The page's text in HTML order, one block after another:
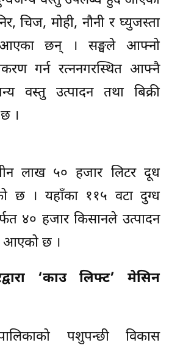
चिज, मोही, नौनी र घ्युजस्ता
आएका छन् । सङ्घले आफ्नो
गर्न रत्ननगरस्थित आफ्नै
वस्तु उत्पादन तथा बिक्री
।
लाख ५० हजार लिटर दूध
छ । यहाँका ११५ वटा दुग्ध
४० हजार किसानले उत्पादन
आएको छ ।
‘काउ लिफ्ट’ मेसिन
पशुपन्छी विकास